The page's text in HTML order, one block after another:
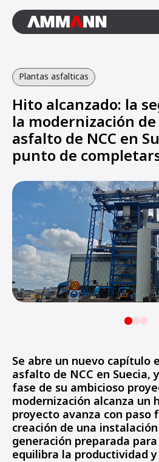
Plantas asfalticas
Hito alcanzado: la
la modernización
asfalto de NCC en
punto de
Se abre un nuevo capítulo
asfalto de NCC en Suecia,
fase de su ambicioso
modernización alcanza un
proyecto avanza con paso
creación de una
generación preparada
equilibra la productividad